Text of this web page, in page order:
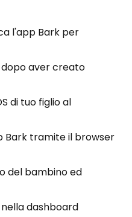
l'app Bark per
aver creato
di tuo figlio al
Bark tramite il browser
del bambino ed
dashboard